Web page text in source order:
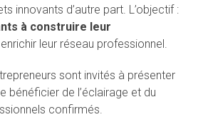
innovants d’autre part. L’objectif :
à construire leur
leur réseau professionnel.
sont invités à présenter
bénéficier de l’éclairage et du
confirmés.